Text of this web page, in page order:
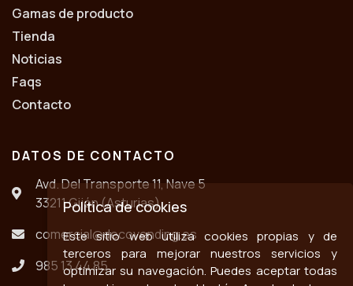
Gamas de producto
Tienda
Noticias
Faqs
Contacto
DATOS DE CONTACTO
Avd. Del Transporte 11, Nave 5
33211 Gijón (Asturias)
comercial@decovending.es
985 13 44 85
Política de cookies
Este sitio web utiliza cookies propias y de
terceros para mejorar nuestros servicios y
optimizar su navegación. Puedes aceptar todas